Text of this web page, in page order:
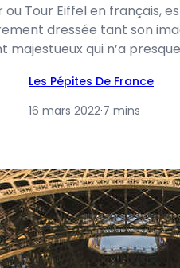
ou Tour Eiffel en français,
dressée tant son
majestueux qui n’a
Les Pépites De France
16 mars 2022·7 mins